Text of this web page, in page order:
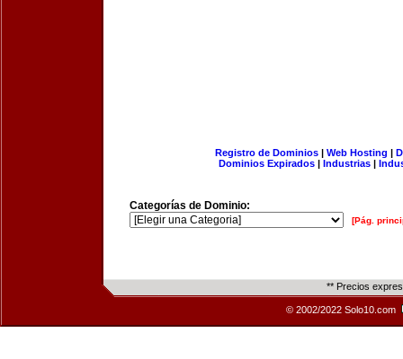
Registro de Dominios| Web Hosting |
Dominios Expirados | Industrias |
Categorías de Dominio:
[Pág.
** Precios
© 2002/2022 Solo10.com